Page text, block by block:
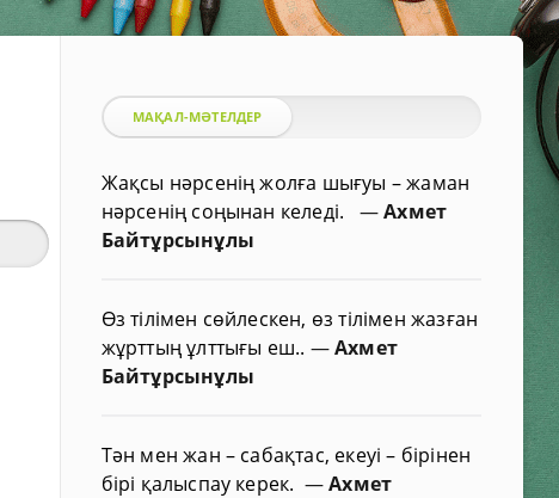
МАҚАЛ-МӘТЕЛДЕР
Жақсы нәрсенің жолға шығуы – жаман
нәрсенің соңынан келеді. —Ахмет
Байтұрсынұлы
Өз тілімен сөйлескен, өз тілімен жазған
жұрттың ұлттығы еш.. —Ахмет
Байтұрсынұлы
Тән мен жан – сабақтас, екеуі – бірінен
бірі қалыспау керек. —Ахмет